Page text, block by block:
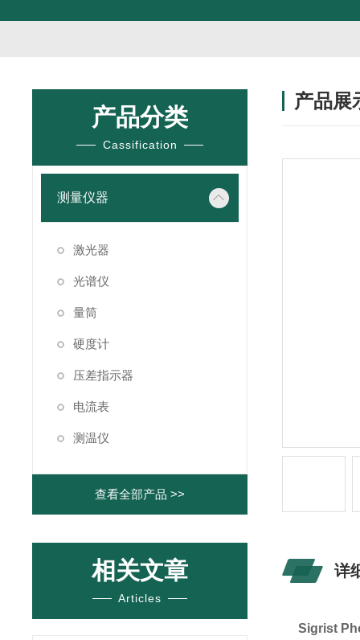
产品分类
Cassification
测量仪器
激光器
光谱仪
量筒
硬度计
压差指示器
电流表
测温仪
查看全部产品 >>
相关文章
Articles
产品展
详
Sigrist